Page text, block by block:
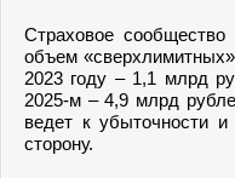
Страховое
объем
2023 году – 1,1 млрд
2025-м – 4,9 млрд
ведет к убыточности
сторону.